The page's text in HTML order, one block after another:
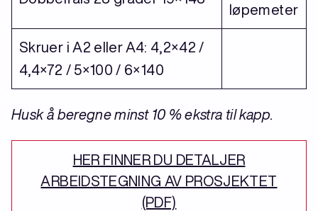
løpemeter
Skruer i A2 eller A4: 4,2×42 /
4,4×72 / 5×100 / 6×140
Husk å beregne minst 10 % ekstra til kapp.
HER FINNER DU DETALJER
ARBEIDSTEGNING AV PROSJEKTET
(PDF)